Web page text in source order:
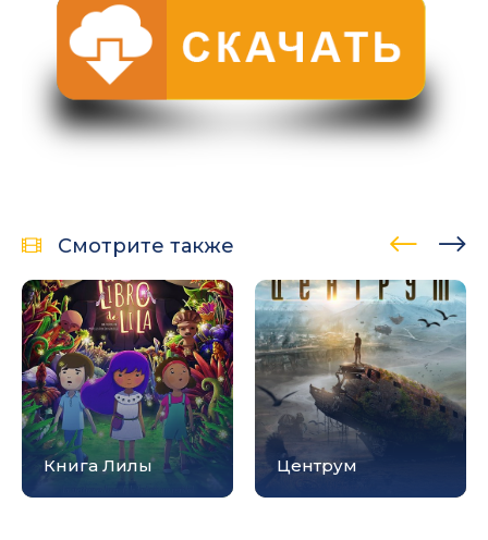
Смотрите также
Книга Лилы Центрум